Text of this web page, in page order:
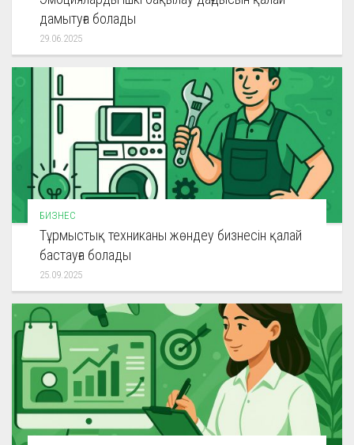
дамытуға болады
29.06.2025
БИЗНЕС
Тұрмыстық техниканы жөндеу бизнесін қалай
бастауға болады
25.09.2025